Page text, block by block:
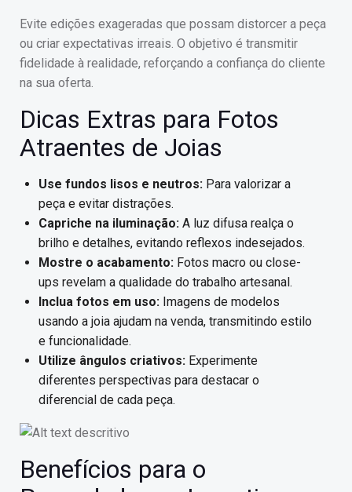
Evite edições exageradas que possam distorcer a peça
ou criar expectativas irreais. O objetivo é transmitir
fidelidade à realidade, reforçando a confiança do cliente
na sua oferta.
Dicas Extras para Fotos
Atraentes de Joias
Use fundos lisos e neutros: Para valorizar a
peça e evitar distrações.
Capriche na iluminação: A luz difusa realça o
brilho e detalhes, evitando reflexos indesejados.
Mostre o acabamento: Fotos macro ou close-
ups revelam a qualidade do trabalho artesanal.
Inclua fotos em uso: Imagens de modelos
usando a joia ajudam na venda, transmitindo estilo
e funcionalidade.
Utilize ângulos criativos: Experimente
diferentes perspectivas para destacar o
diferencial de cada peça.
Benefícios para o